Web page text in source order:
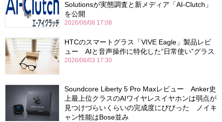
Solutionsが実態調査と新メディア「AI-Clutch」
を公開
2026/06/08 17:08
HTCのスマートグラス「VIVE Eagle」製品レビ
ュー AIと音声操作に特化した“日常使い”グラス
2026/06/03 17:30
Soundcore Liberty 5 Pro Maxレビュー Anker史
上最上位クラスのAIワイヤレスイヤホンは弱点が
見つけづらいくらいの完成度にびびった ノイキ
ャン性能はBose並み